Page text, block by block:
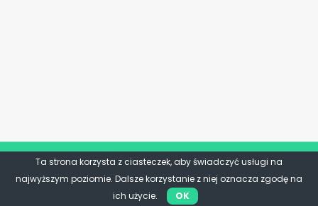
Ta strona korzysta z ciasteczek, aby świadczyć usługi na
najwyższym poziomie. Dalsze korzystanie z niej oznacza zgodę na
ich użycie.
OK